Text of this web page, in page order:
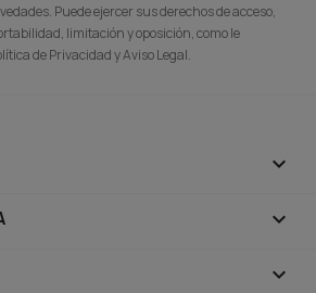
Puede ejercer sus derechos de acceso,
limitación y oposición, como le
de Privacidad y Aviso Legal.


